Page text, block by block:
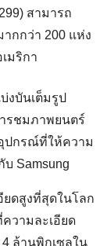
สามารถ
กกว่า 200 แห่ง
มริกา
งบันเต็มรูป
รชมภาพยนตร์
อุปกรณ์ที่ให้ความ
Samsung
ยดสูงที่สุดในโลก
วามละเอียด
ล้านพิกเซลใน